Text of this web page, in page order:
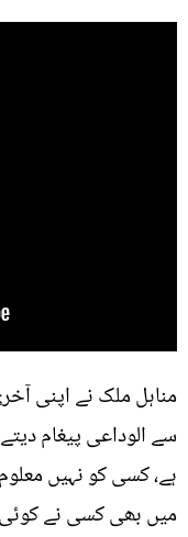
مناہل ملک نے اپنی
سے الوداعی پیغام
ہے، کسی کو نہیں
میں بھی کسی نے